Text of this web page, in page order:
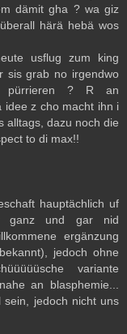
dämit gha ? wa giz
härä hebä wos
usflug zum king
sis grab no irgendwo
pürrieren ? R an
idee z cho macht ihn i
alltags, dazu noch die
to di max!!
hauptächlich uf
ganz und gar nid
ergänzung
jedoch ohne
variante
an blasphemie...
jedoch nicht uns